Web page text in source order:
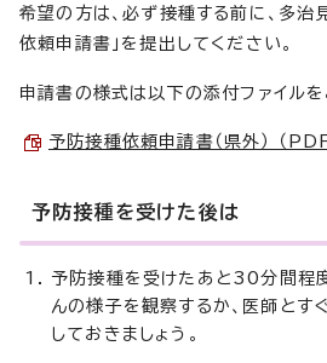
希望の方は、必ず接種する前に、多治
依頼申請書」を提出してください。
申請書の様式は以下の添付ファイルを
予防接種依頼申請書（県外） （
予防接種を受けた後は
予防接種を受けたあと30分間程
んの様子を観察するか、医師とす
しておきましょう。